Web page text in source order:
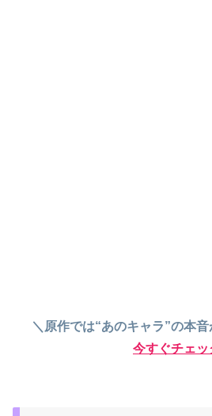
＼原作では“あのキャラ”の本
今すぐチェッ